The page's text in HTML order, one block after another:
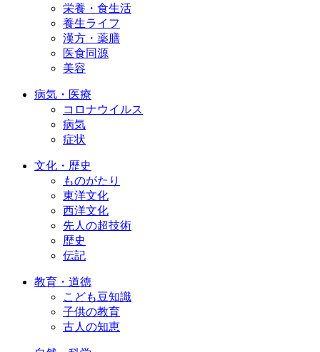
栄養・食生活
養生ライフ
漢方・薬膳
医食同源
美容
病気・医療
コロナウイルス
病気
症状
文化・歴史
ものがたり
東洋文化
西洋文化
先人の超技術
歴史
伝記
教育・道徳
こども豆知識
子供の教育
古人の知恵